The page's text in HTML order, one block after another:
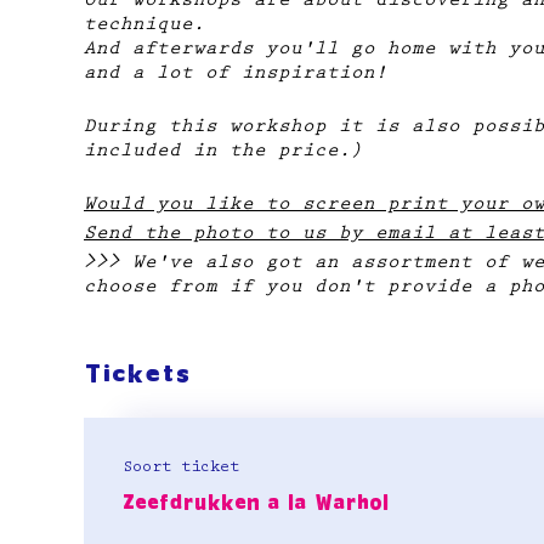
technique.
And afterwards you'll go home with
and a lot of inspiration!
During this workshop it is also
included in the price.)
Would you like to screen print your
Send the photo to us by email at
>>> We've also got an assortment
choose from if you don't provide a
Tickets
Soort ticket
Zeefdrukken a la Warhol